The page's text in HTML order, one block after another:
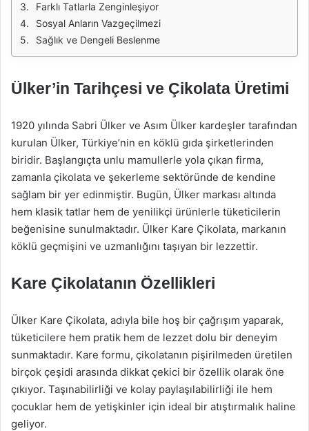
Farklı Tatlarla Zenginleşiyor
Sosyal Anların Vazgeçilmezi
Sağlık ve Dengeli Beslenme
Ülker’in Tarihçesi ve Çikolata Üretimi
1920 yılında Sabri Ülker ve Asım Ülker kardeşler tarafından
kurulan Ülker, Türkiye’nin en köklü gıda şirketlerinden
biridir. Başlangıçta unlu mamullerle yola çıkan firma,
zamanla çikolata ve şekerleme sektöründe de kendine
sağlam bir yer edinmiştir. Bugün, Ülker markası altında
hem klasik tatlar hem de yenilikçi ürünlerle tüketicilerin
beğenisine sunulmaktadır. Ülker Kare Çikolata, markanın
köklü geçmişini ve uzmanlığını taşıyan bir lezzettir.
Kare Çikolatanın Özellikleri
Ülker Kare Çikolata, adıyla bile hoş bir çağrışım yaparak,
tüketicilere hem pratik hem de lezzet dolu bir deneyim
sunmaktadır. Kare formu, çikolatanın pişirilmeden üretilen
birçok çeşidi arasında dikkat çekici bir özellik olarak öne
çıkıyor. Taşınabilirliği ve kolay paylaşılabilirliği ile hem
çocuklar hem de yetişkinler için ideal bir atıştırmalık haline
geliyor.